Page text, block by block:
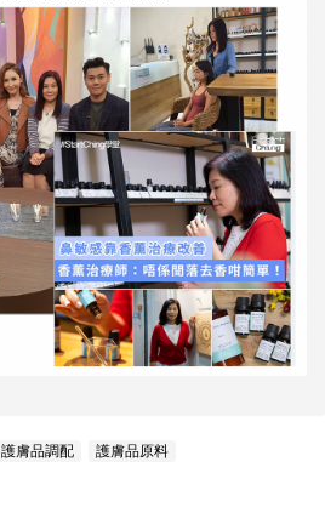
護膚品調配 護膚品原料